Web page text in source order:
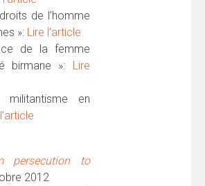
de l’homme
»: Lire l’article
de la femme
birmane »: Lire
en
persecution to
2012